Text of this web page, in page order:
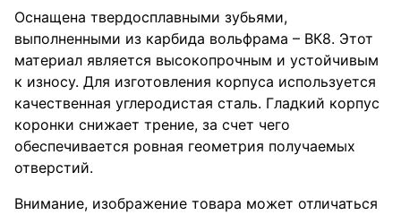
Оснащена твердосплавными зубьями,
выполненными из карбида вольфрама – ВК8. Этот
материал является высокопрочным и устойчивым
к износу. Для изготовления корпуса используется
качественная углеродистая сталь. Гладкий корпус
коронки снижает трение, за счет чего
обеспечивается ровная геометрия получаемых
отверстий.
Внимание, изображение товара может отличаться